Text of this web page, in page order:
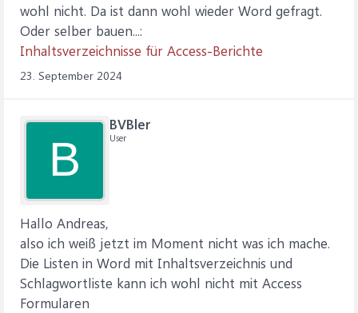
wohl nicht. Da ist dann wohl wieder Word gefragt.
Oder selber bauen...:
Inhaltsverzeichnisse für Access-Berichte
23. September 2024
B
BVBler
User
Hallo Andreas,
also ich weiß jetzt im Moment nicht was ich mache.
Die Listen in Word mit Inhaltsverzeichnis und
Schlagwortliste kann ich wohl nicht mit Access
Formularen